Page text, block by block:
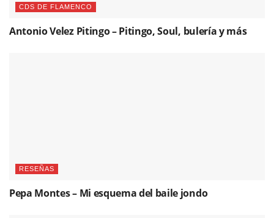
CDS DE FLAMENCO
Antonio Velez Pitingo – Pitingo, Soul, bulería y más
RESEÑAS
Pepa Montes – Mi esquema del baile jondo